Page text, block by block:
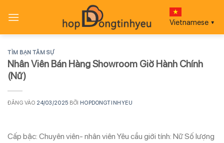
qua
Vietnamese ▼
TÌM BẠN TÂM SỰ
Nhân Viên Bán Hàng Showroom Giờ Hành Chính
(Nữ)
ĐĂNG VÀO 24/03/2025 BỞI HOPDONGTINHYEU
Cấp bậc: Chuyên viên- nhân viên Yêu cầu giới tính: Nữ Số lượng